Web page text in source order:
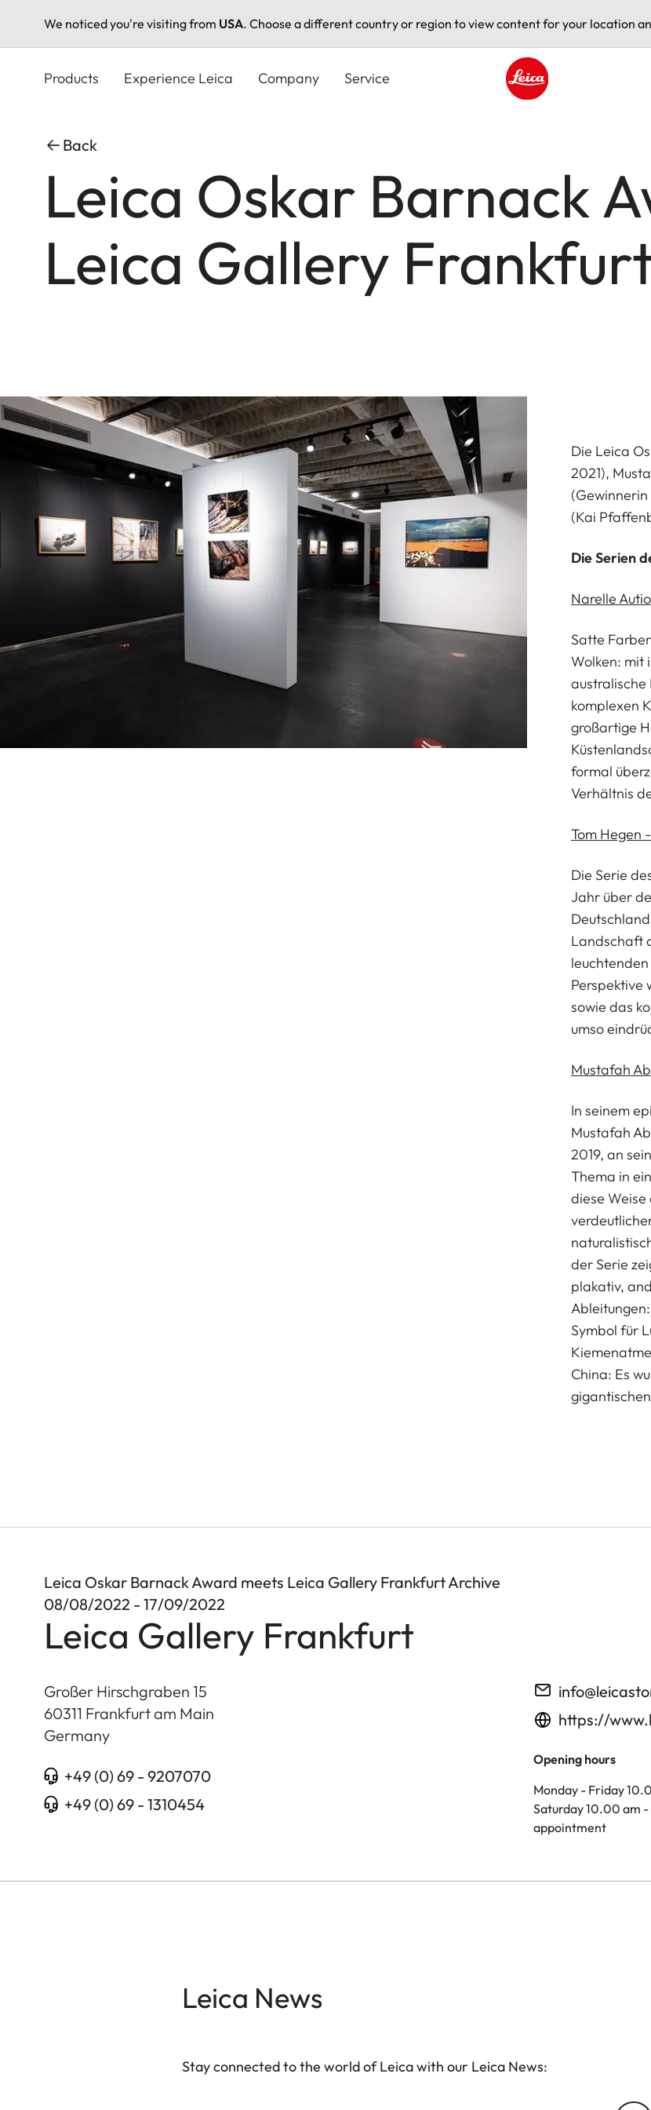
We noticed you're visiting from USA. Choose a different country or region to view content for your location
Products Experience Leica Company Service
Back
Leica Oskar Barnack
Leica Gallery
Die Leica
2021),
(Kai
Die Serien
Narelle
Satte
Wolken: mit
australische
komplexen
großartige
formal
Verhältnis
Tom Hegen
Die Serie
Jahr über
Landschaft
Perspektive
sowie das
umso
Mustafah
In seinem
Mustafah
2019, an
Thema in
diese Weise
der Serie
plakativ,
Symbol für
China: Es
Leica Oskar Barnack Award meets Leica Gallery Frankfurt Archive
08/08/2022 - 17/09/2022
Leica Gallery Frankfurt
Großer Hirschgraben 15
60311 Frankfurt am Main
Germany
+49 (0) 69 - 9207070
+49 (0) 69 - 1310454
https://
Opening hours
Monday - Friday
Saturday 10.00 am
appointment
Leica News
Stay connected to the world of Leica with our Leica News: